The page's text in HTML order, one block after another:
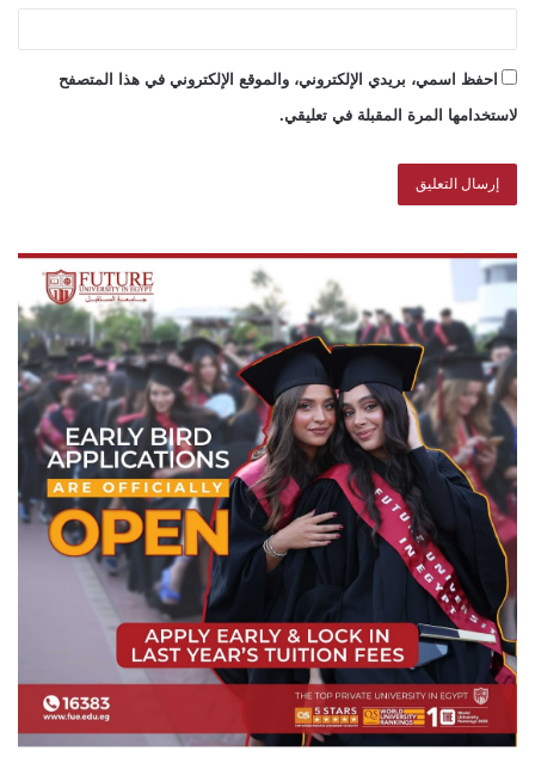
احفظ اسمي، بريدي الإلكتروني، والموقع الإلكتروني في هذا المتصفح
لاستخدامها المرة المقبلة في تعليقي.